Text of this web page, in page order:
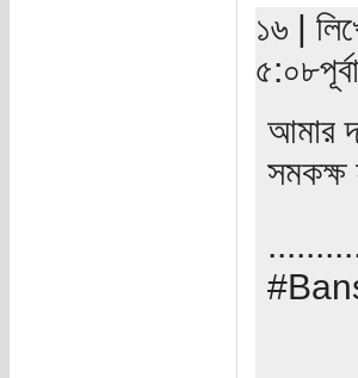
১৬ |
আমার
সমকক্ষ